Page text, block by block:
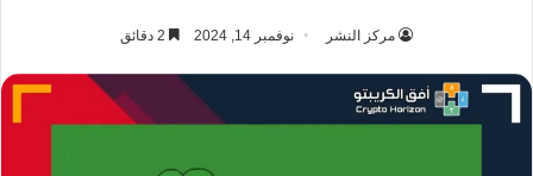
مركز النشر نوفمبر 14, 2024